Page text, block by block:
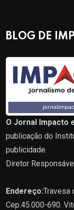
BLOG DE
O Jornal Impacto
publicação do
publicidade.
Diretor
Endereço:Travesa
Cep.45.000-690.